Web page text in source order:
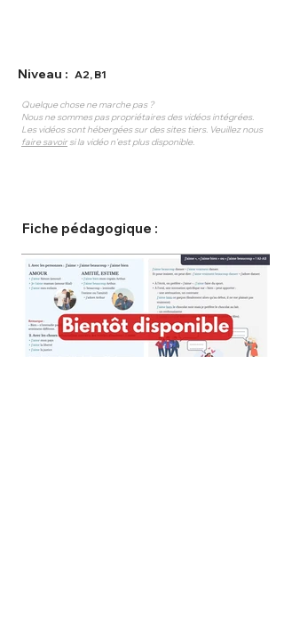
Niveau : A2, B1
Quelque chose ne marche pas ?
Nous ne sommes pas propriétaires des vidéos intégrées.
Les vidéos sont hébergées sur des sites tiers. Veuillez nous
faire savoirsi la vidéo n'est plus disponible.
Fiche pédagogique :